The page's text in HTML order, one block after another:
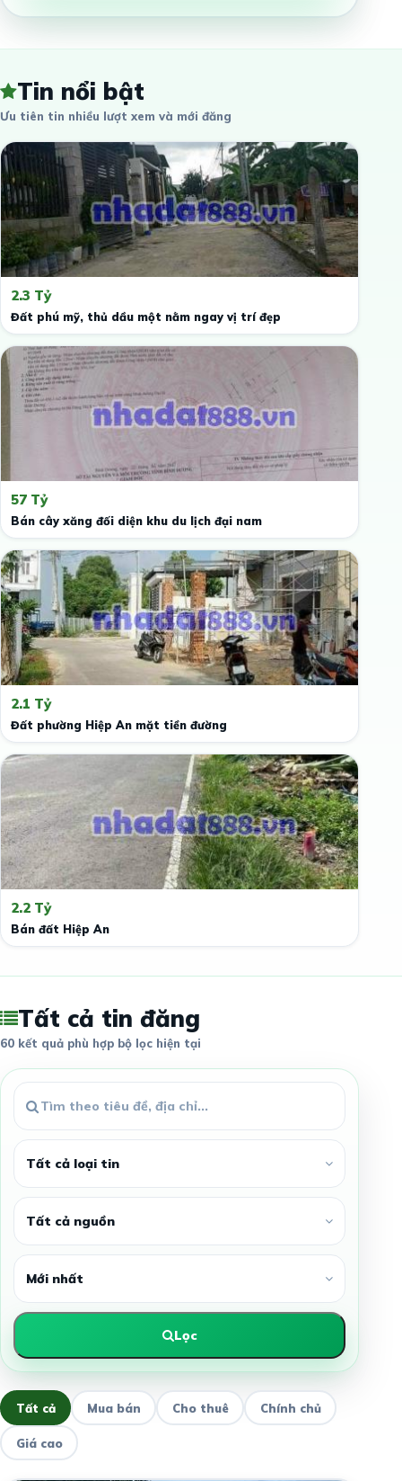
Tin nổi bật
Ưu tiên tin nhiều lượt xem và mới đăng
2.3 Tỷ
Đất phú mỹ, thủ dầu một nằm ngay vị trí đẹp
57 Tỷ
Bán cây xăng đối diện khu du lịch đại nam
2.1 Tỷ
Đất phường Hiệp An mặt tiền đường
2.2 Tỷ
Bán đất Hiệp An
Tất cả tin đăng
60 kết quả phù hợp bộ lọc hiện tại
Lọc
Tất cả Mua bán Cho thuê Chính chủ
Giá cao